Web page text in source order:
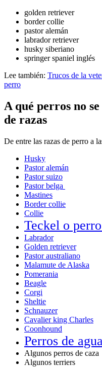
golden retriever
border collie
pastor alemán
labrador retriever
husky siberiano
springer spaniel inglés
Lee también: Trucos de la
perro
A qué perros no
de razas
De entre las razas de perro a
Husky
Pastor alemán
Pastor suizo
Pastor belga
Mastines
Border collie
Collie
Teckel o
Labrador
Golden retriever
Pastor australiano
Malamute de Alaska
Pomerania
Beagle
Corgi
Sheltie
Schnauzer
Cavalier king Charles
Coonhound
Perros de agua
Algunos perros de caza
Algunos terriers